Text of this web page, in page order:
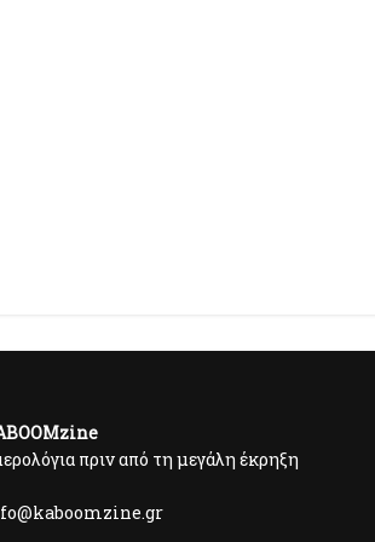
πριν από τη μεγάλη έκρηξη